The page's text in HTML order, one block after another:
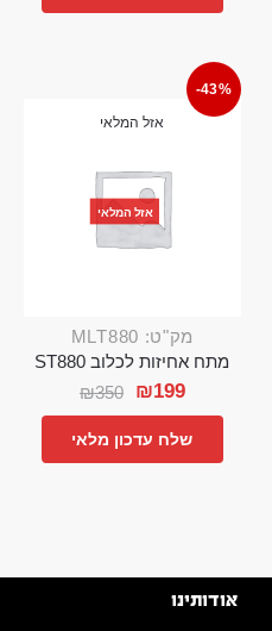
-43%
אזל המלאי
אזל המלאי
מק"ט: MLT880
מתח אחיזות לכלוב ST880
₪350 ₪199
שלח עדכון מלאי
אודותינו